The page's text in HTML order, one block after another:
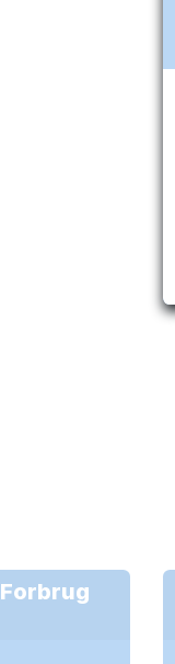
Forbrug